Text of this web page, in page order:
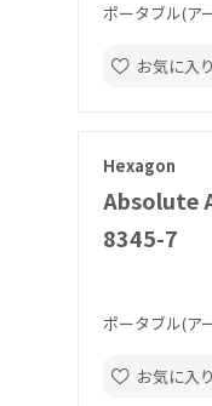
ポータブル(ア
お気に入
Hexagon
Absolute
8345-7
ポータブル(ア
お気に入